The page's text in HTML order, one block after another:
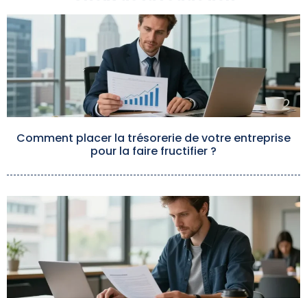
Comment placer la trésorerie de votre entreprise
pour la faire fructifier ?